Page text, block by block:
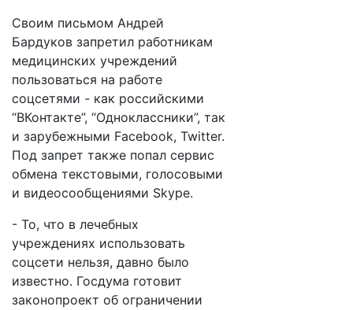
Своим письмом Андрей
Бардуков запретил работникам
медицинских учреждений
пользоваться на работе
соцсетями - как российскими
“ВКонтакте”, “Одноклассники”, так
и зарубежными Facebook, Twitter.
Под запрет также попал сервис
обмена текстовыми, голосовыми
и видеосообщениями Skype.
- То, что в лечебных
учреждениях использовать
соцсети нельзя, давно было
известно. Госдума готовит
законопроект об ограничении